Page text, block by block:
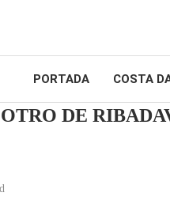
PORTADA COSTA
DE